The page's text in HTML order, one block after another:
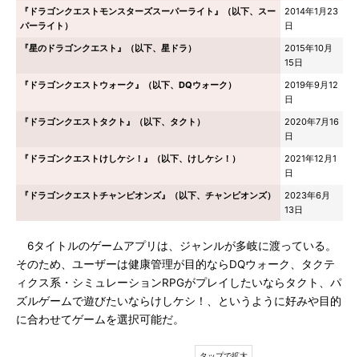
『ドラゴンクエストモンスターズスーパーライト』（以下、スー
パーライト）
2014年1月23
日
『星のドラゴンクエスト』（以下、星ドラ）
2015年10月
15日
『ドラゴンクエストウォーク』（以下、DQウォーク）
2019年9月12
日
『ドラゴンクエストタクト』（以下、タクト）
2020年7月16
日
『ドラゴンクエストけしケシ！』（以下、けしケシ！）
2021年12月1
日
『ドラゴンクエストチャンピオンズ』（以下、チャンピオンズ）
2023年6月
13日
6タイトルのゲームアプリは、ジャンルが多岐に渡っている。
そのため、ユーザーは健康管理が目的ならDQウォーク、タクテ
ィクス系・シミュレーションRPGがプレイしたいならタクト、パ
ズルゲームで遊びたいならけしケシ！、というように好みや目的
に合わせてゲームを選択可能だ。